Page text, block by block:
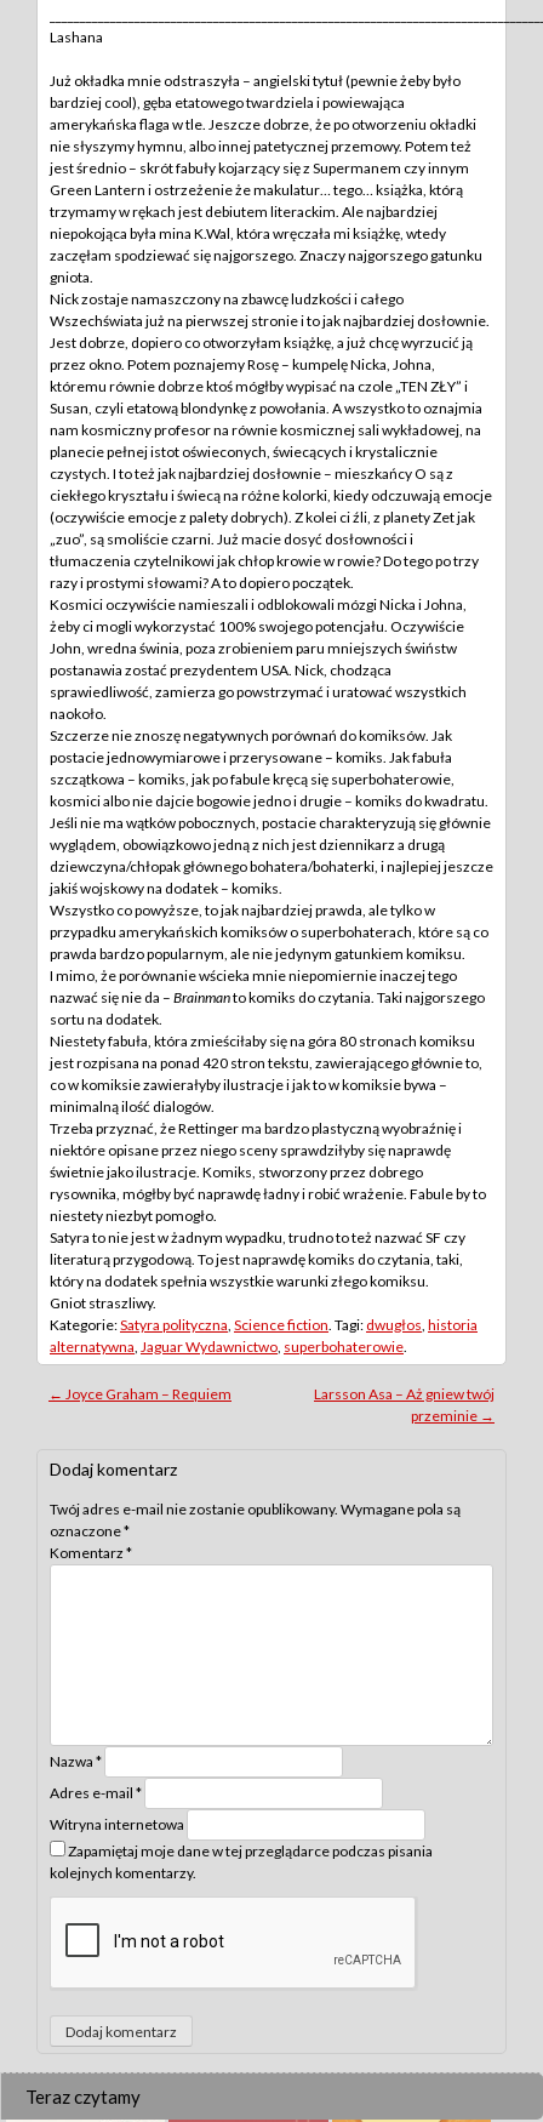
Lashana
Już okładka mnie odstraszyła – angielski tytuł (pewnie żeby było
bardziej cool), gęba etatowego twardziela i powiewająca
amerykańska flaga w tle. Jeszcze dobrze, że po otworzeniu okładki
nie słyszymy hymnu, albo innej patetycznej przemowy. Potem też
jest średnio – skrót fabuły kojarzący się z Supermanem czy innym
Green Lantern i ostrzeżenie że makulatur… tego… książka, którą
trzymamy w rękach jest debiutem literackim. Ale najbardziej
niepokojąca była mina K.Wal, która wręczała mi książkę, wtedy
zaczęłam spodziewać się najgorszego. Znaczy najgorszego gatunku
gniota.
Nick zostaje namaszczony na zbawcę ludzkości i całego
Wszechświata już na pierwszej stronie i to jak najbardziej dosłownie.
Jest dobrze, dopiero co otworzyłam książkę, a już chcę wyrzucić ją
przez okno. Potem poznajemy Rosę – kumpelę Nicka, Johna,
któremu równie dobrze ktoś mógłby wypisać na czole „TEN ZŁY” i
Susan, czyli etatową blondynkę z powołania. A wszystko to oznajmia
nam kosmiczny profesor na równie kosmicznej sali wykładowej, na
planecie pełnej istot oświeconych, świecących i krystalicznie
czystych. I to też jak najbardziej dosłownie – mieszkańcy O są z
ciekłego kryształu i świecą na różne kolorki, kiedy odczuwają emocje
(oczywiście emocje z palety dobrych). Z kolei ci źli, z planety Zet jak
„zuo”, są smoliście czarni. Już macie dosyć dosłowności i
tłumaczenia czytelnikowi jak chłop krowie w rowie? Do tego po trzy
razy i prostymi słowami? A to dopiero początek.
Kosmici oczywiście namieszali i odblokowali mózgi Nicka i Johna,
żeby ci mogli wykorzystać 100% swojego potencjału. Oczywiście
John, wredna świnia, poza zrobieniem paru mniejszych świństw
postanawia zostać prezydentem USA. Nick, chodząca
sprawiedliwość, zamierza go powstrzymać i uratować wszystkich
naokoło.
Szczerze nie znoszę negatywnych porównań do komiksów. Jak
postacie jednowymiarowe i przerysowane – komiks. Jak fabuła
szczątkowa – komiks, jak po fabule kręcą się superbohaterowie,
kosmici albo nie dajcie bogowie jedno i drugie – komiks do kwadratu.
Jeśli nie ma wątków pobocznych, postacie charakteryzują się głównie
wyglądem, obowiązkowo jedną z nich jest dziennikarz a drugą
dziewczyna/chłopak głównego bohatera/bohaterki, i najlepiej jeszcze
jakiś wojskowy na dodatek – komiks.
Wszystko co powyższe, to jak najbardziej prawda, ale tylko w
przypadku amerykańskich komiksów o superbohaterach, które są co
prawda bardzo popularnym, ale nie jedynym gatunkiem komiksu.
I mimo, że porównanie wścieka mnie niepomiernie inaczej tego
nazwać się nie da – Brainmanto komiks do czytania. Taki najgorszego
sortu na dodatek.
Niestety fabuła, która zmieściłaby się na góra 80 stronach komiksu
jest rozpisana na ponad 420 stron tekstu, zawierającego głównie to,
co w komiksie zawierałyby ilustracje i jak to w komiksie bywa –
minimalną ilość dialogów.
Trzeba przyznać, że Rettinger ma bardzo plastyczną wyobraźnię i
niektóre opisane przez niego sceny sprawdziłyby się naprawdę
świetnie jako ilustracje. Komiks, stworzony przez dobrego
rysownika, mógłby być naprawdę ładny i robić wrażenie. Fabule by to
niestety niezbyt pomogło.
Satyra to nie jest w żadnym wypadku, trudno to też nazwać SF czy
literaturą przygodową. To jest naprawdę komiks do czytania, taki,
który na dodatek spełnia wszystkie warunki złego komiksu.
Gniot straszliwy.
Kategorie:Satyra polityczna Science fiction . Tagi: dwugłos historia
alternatywna Jaguar Wydawnictwo superbohaterowie
Post
← Joyce Graham – Requiem
Larsson Asa – Aż gniew twój
przeminie →
Dodaj komentarz
Twój adres e-mail nie zostanie opublikowany. Wymagane pola są
oznaczone*
Komentarz *
Nazwa *
Adres e-mail *
Witryna internetowa
Zapamiętaj moje dane w tej przeglądarce podczas pisania
kolejnych komentarzy.
Teraz czytamy